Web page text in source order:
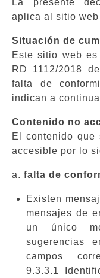
La presente
aplica al sitio web
Situación de
Este sitio web es
RD 1112/2018
falta de
indican a
Contenido no
El contenido que
accesible por lo
a. falta de
Existen
mensajes de
un único
sugerencias
campos
9.3.3.1